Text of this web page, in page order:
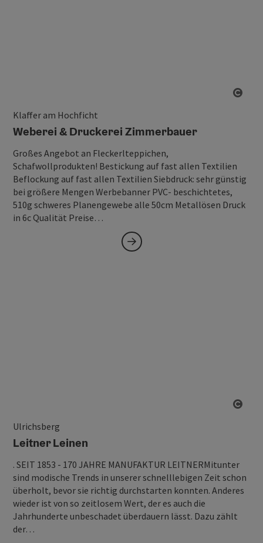
Klaffer am Hochficht
Weberei & Druckerei Zimmerbauer
Großes Angebot an Fleckerlteppichen,
Schafwollprodukten! Bestickung auf fast allen Textilien
Beflockung auf fast allen Textilien Siebdruck: sehr günstig
bei größere Mengen Werbebanner PVC- beschichtetes,
510g schweres Planengewebe alle 50cm Metallösen Druck
in 6c Qualität Preise…
Ulrichsberg
Leitner Leinen
. SEIT 1853 - 170 JAHRE MANUFAKTUR LEITNERMitunter
sind modische Trends in unserer schnelllebigen Zeit schon
überholt, bevor sie richtig durchstarten konnten. Anderes
wieder ist von so zeitlosem Wert, der es auch die
Jahrhunderte unbeschadet überdauern lässt. Dazu zählt
der…